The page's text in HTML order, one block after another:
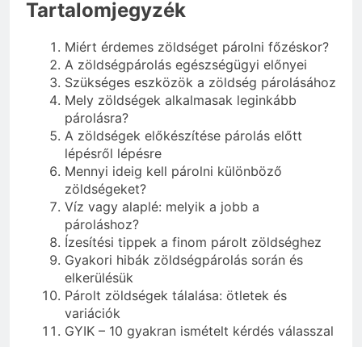
Tartalomjegyzék
Miért érdemes zöldséget párolni főzéskor?
A zöldségpárolás egészségügyi előnyei
Szükséges eszközök a zöldség párolásához
Mely zöldségek alkalmasak leginkább
párolásra?
A zöldségek előkészítése párolás előtt
lépésről lépésre
Mennyi ideig kell párolni különböző
zöldségeket?
Víz vagy alaplé: melyik a jobb a
pároláshoz?
Ízesítési tippek a finom párolt zöldséghez
Gyakori hibák zöldségpárolás során és
elkerülésük
Párolt zöldségek tálalása: ötletek és
variációk
GYIK – 10 gyakran ismételt kérdés válasszal